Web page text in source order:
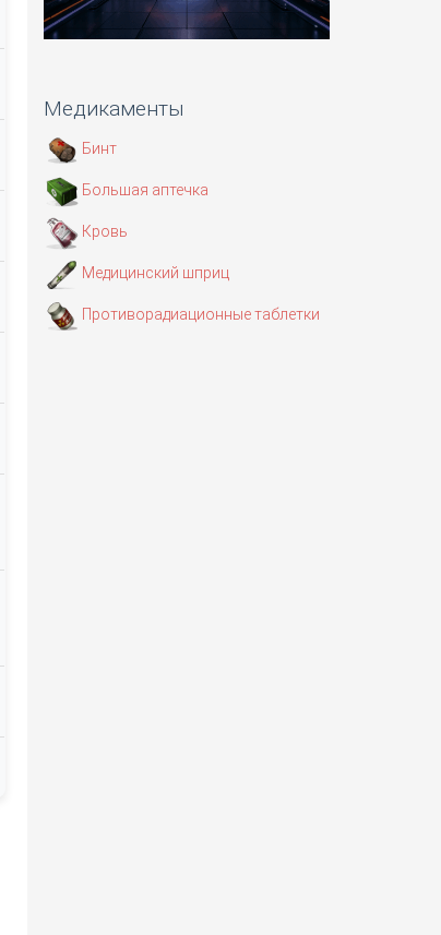
Медикаменты
Бинт
Большая аптечка
Кровь
Медицинский шприц
Противорадиационные таблетки